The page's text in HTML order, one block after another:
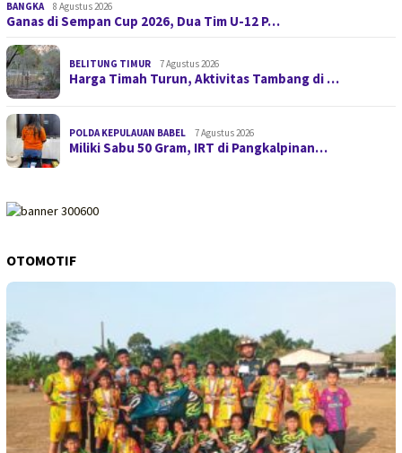
BANGKA 8 Agustus 2026
Ganas di Sempan Cup 2026, Dua Tim U-12 P…
BELITUNG TIMUR 7 Agustus 2026
Harga Timah Turun, Aktivitas Tambang di …
POLDA KEPULAUAN BABEL 7 Agustus 2026
Miliki Sabu 50 Gram, IRT di Pangkalpinan…
OTOMOTIF